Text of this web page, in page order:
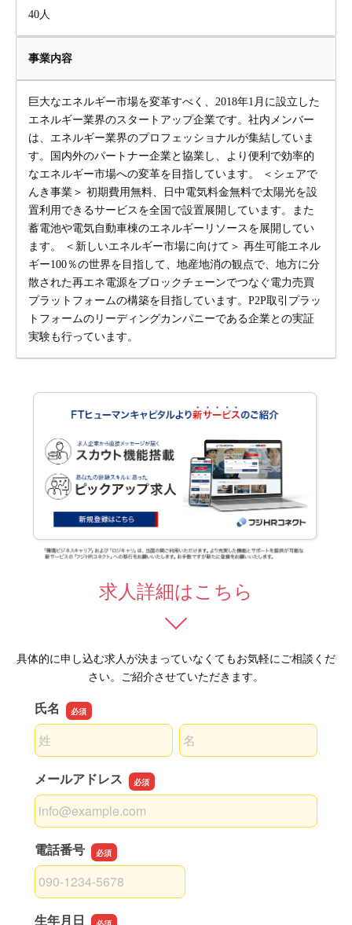
40人
事業内容
巨大なエネルギー市場を変革すべく、2018年1月に設立した
エネルギー業界のスタートアップ企業です。社内メンバー
は、エネルギー業界のプロフェッショナルが集結していま
す。国内外のパートナー企業と協業し、より便利で効率的
なエネルギー市場への変革を目指しています。 ＜シェアで
んき事業＞ 初期費用無料、日中電気料金無料で太陽光を設
置利用できるサービスを全国で設置展開しています。また
蓄電池や電気自動車棟のエネルギーリソースを展開してい
ます。 ＜新しいエネルギー市場に向けて＞ 再生可能エネル
ギー100％の世界を目指して、地産地消の観点で、地方に分
散された再エネ電源をブロックチェーンでつなぐ電力売買
プラットフォームの構築を目指しています。P2P取引プラッ
トフォームのリーディングカンパニーである企業との実証
実験も行っています。
求人詳細はこちら
具体的に申し込む求人が決まっていなくてもお気軽にご相談くだ
さい。ご紹介させていただきます。